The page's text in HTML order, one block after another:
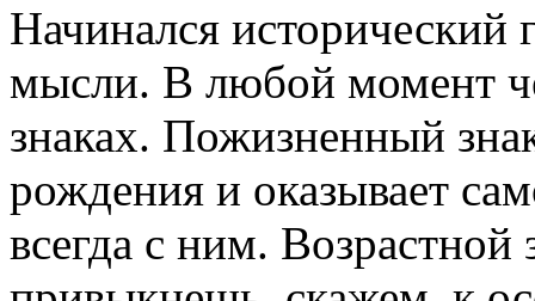
Начинался исторический
мысли. В любой момент
знаках. Пожизненный
рождения и оказывает
всегда с ним. Возрастной